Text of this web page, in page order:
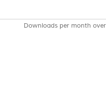
Downloads per month